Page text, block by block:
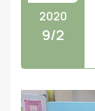
2020
9/2